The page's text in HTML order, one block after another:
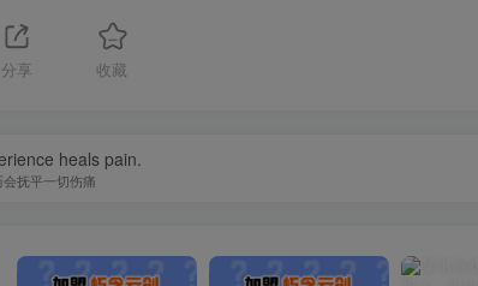
分享 收藏
heals pain.
抚平一切伤痛